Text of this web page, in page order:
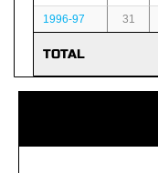
1996-97 31
TOTAL